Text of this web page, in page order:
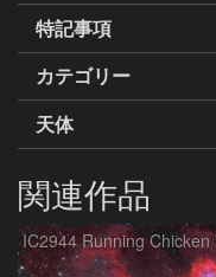
特記事項
カテゴリー
天体
関連作品